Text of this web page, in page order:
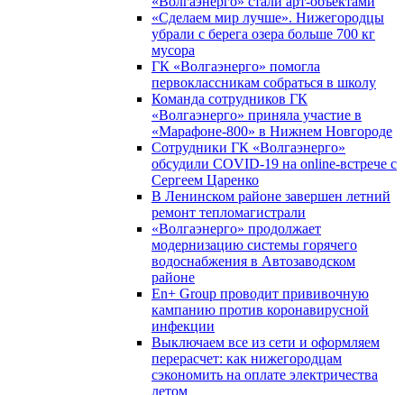
«Сделаем мир лучше». Нижегородцы
убрали с берега озера больше 700 кг
мусора
ГК «Волгаэнерго» помогла
первоклассникам собраться в школу
Команда сотрудников ГК
«Волгаэнерго» приняла участие в
«Марафоне-800» в Нижнем Новгороде
Сотрудники ГК «Волгаэнерго»
обсудили COVID-19 на online-встрече с
Сергеем Царенко
В Ленинском районе завершен летний
ремонт тепломагистрали
«Волгаэнерго» продолжает
модернизацию системы горячего
водоснабжения в Автозаводском
районе
En+ Group проводит прививочную
кампанию против коронавирусной
инфекции
Выключаем все из сети и оформляем
перерасчет: как нижегородцам
сэкономить на оплате электричества
летом